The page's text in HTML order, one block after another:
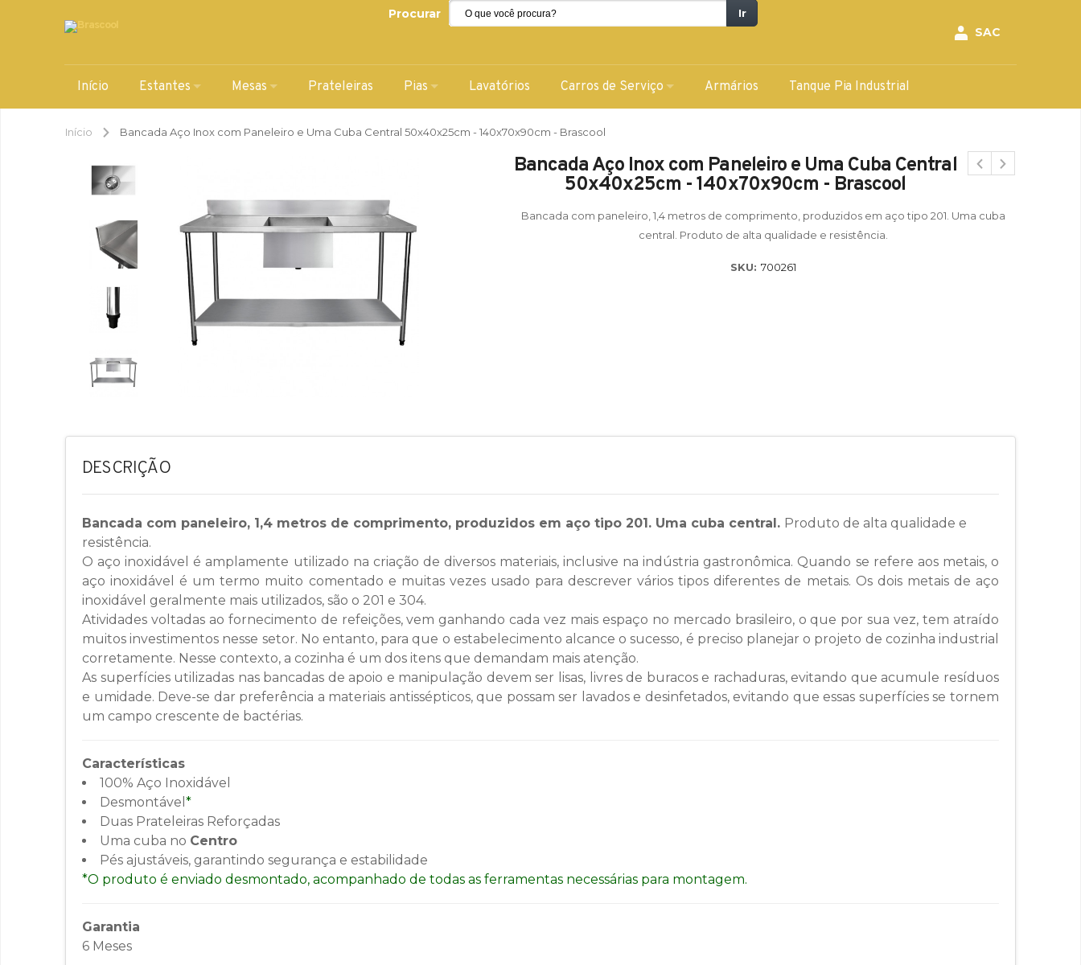
Procurar Ir
SAC
Início Estantes Mesas Prateleiras Pias Lavatórios Carros de Serviço Armários Tanque Pia Industrial
Início Bancada Aço Inox com Paneleiro e Uma Cuba Central 50x40x25cm - 140x70x90cm - Brascool
Bancada Aço Inox com Paneleiro e Uma Cuba Central
50x40x25cm - 140x70x90cm - Brascool
Bancada com paneleiro, 1,4 metros de comprimento, produzidos em aço tipo 201. Uma cuba
central. Produto de alta qualidade e resistência.
SKU: 700261
DESCRIÇÃO
Bancada com paneleiro, 1,4 metros de comprimento, produzidos em aço tipo 201. Uma cuba central. Produto de alta qualidade e
resistência.
O aço inoxidável é amplamente utilizado na criação de diversos materiais, inclusive na indústria gastronômica. Quando se refere aos metais, o
aço inoxidável é um termo muito comentado e muitas vezes usado para descrever vários tipos diferentes de metais. Os dois metais de aço
inoxidável geralmente mais utilizados, são o 201 e 304.
Atividades voltadas ao fornecimento de refeições, vem ganhando cada vez mais espaço no mercado brasileiro, o que por sua vez, tem atraído
muitos investimentos nesse setor. No entanto, para que o estabelecimento alcance o sucesso, é preciso planejar o projeto de cozinha industrial
corretamente. Nesse contexto, a cozinha é um dos itens que demandam mais atenção.
As superfícies utilizadas nas bancadas de apoio e manipulação devem ser lisas, livres de buracos e rachaduras, evitando que acumule resíduos
e umidade. Deve-se dar preferência a materiais antissépticos, que possam ser lavados e desinfetados, evitando que essas superfícies se tornem
um campo crescente de bactérias.
Características
100% Aço Inoxidável
Desmontável *
Duas Prateleiras Reforçadas
Uma cuba no Centro
Pés ajustáveis, garantindo segurança e estabilidade
*O produto é enviado desmontado, acompanhado de todas as ferramentas necessárias para montagem.
Garantia
6 Meses